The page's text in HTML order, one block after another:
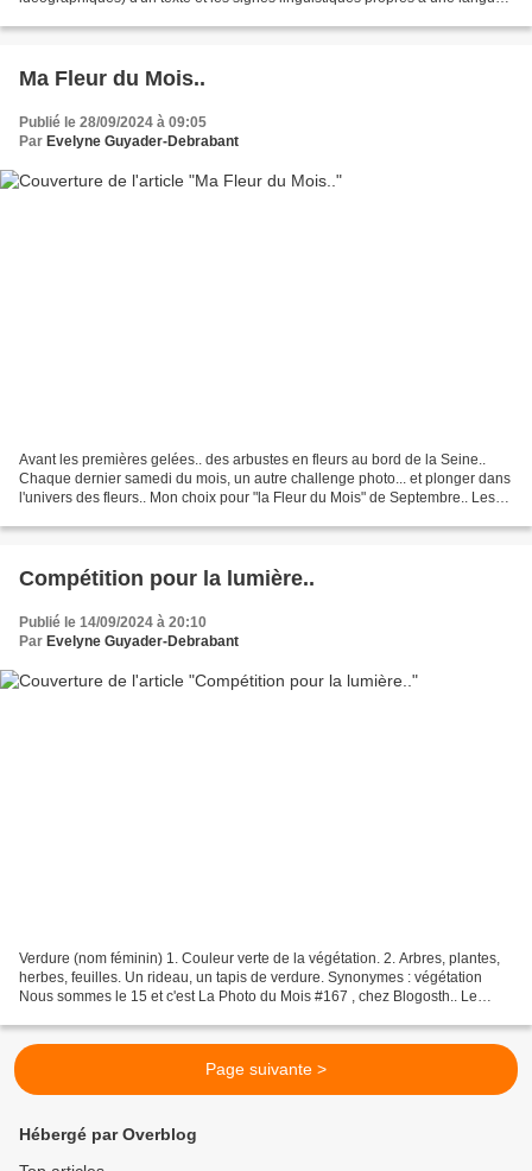
Ma Fleur du Mois..
Publié le 28/09/2024 à 09:05
Par Evelyne Guyader-Debrabant
Avant les premières gelées.. des arbustes en fleurs au bord de la Seine..
Chaque dernier samedi du mois, un autre challenge photo... et plonger dans
l'univers des fleurs.. Mon choix pour "la Fleur du Mois" de Septembre.. Les
Compétition pour la lumière..
Publié le 14/09/2024 à 20:10
Par Evelyne Guyader-Debrabant
Verdure (nom féminin) 1. Couleur verte de la végétation. 2. Arbres, plantes,
herbes, feuilles. Un rideau, un tapis de verdure. Synonymes : végétation
Nous sommes le 15 et c'est La Photo du Mois #167 , chez Blogosth.. Le
Page suivante >
Hébergé par Overblog